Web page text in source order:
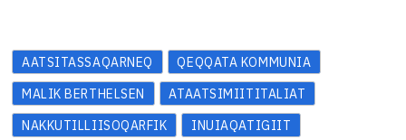
AATSITASSAQARNEQ
QEQQATA KOMMUNIA
MALIK BERTHELSEN
ATAATSIMIITITALIAT
NAKKUTILLIISOQARFIK
INUIAQATIGIIT